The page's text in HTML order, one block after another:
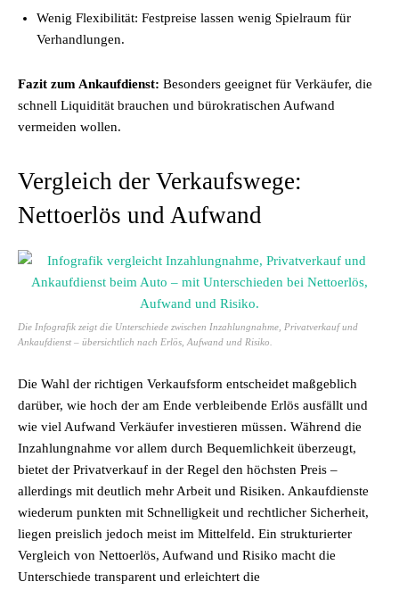
Wenig Flexibilität: Festpreise lassen wenig Spielraum für
Verhandlungen.
Fazit zum Ankaufdienst: Besonders geeignet für Verkäufer, die
schnell Liquidität brauchen und bürokratischen Aufwand
vermeiden wollen.
Vergleich der Verkaufswege:
Nettoerlös und Aufwand
Die Infografik zeigt die Unterschiede zwischen Inzahlungnahme, Privatverkauf und
Ankaufdienst – übersichtlich nach Erlös, Aufwand und Risiko.
Die Wahl der richtigen Verkaufsform entscheidet maßgeblich
darüber, wie hoch der am Ende verbleibende Erlös ausfällt und
wie viel Aufwand Verkäufer investieren müssen. Während die
Inzahlungnahme vor allem durch Bequemlichkeit überzeugt,
bietet der Privatverkauf in der Regel den höchsten Preis –
allerdings mit deutlich mehr Arbeit und Risiken. Ankaufdienste
wiederum punkten mit Schnelligkeit und rechtlicher Sicherheit,
liegen preislich jedoch meist im Mittelfeld. Ein strukturierter
Vergleich von Nettoerlös, Aufwand und Risiko macht die
Unterschiede transparent und erleichtert die